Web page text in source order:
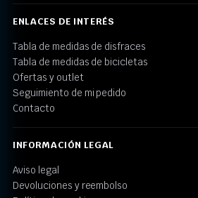
ENLACES DE INTERÉS
Tabla de medidas de disfraces
Tabla de medidas de bicicletas
Ofertas y outlet
Seguimiento de mi pedido
Contacto
INFORMACIÓN LEGAL
Aviso legal
Devoluciones y reembolso